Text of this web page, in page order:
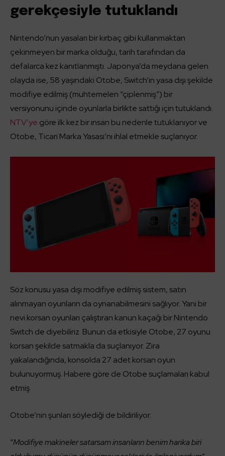
gerekçesiyle tutuklandı
Nintendo’nun yasaları bir kırbaç gibi kullanmaktan
çekinmeyen bir marka olduğu, tarih tarafından da
defalarca kez kanıtlanmıştı. Japonya’da meydana gelen
olayda ise, 58 yaşındaki Otobe, Switch’in yasa dışı şekilde
modifiye edilmiş (muhtemelen “çiplenmiş”) bir
versiyonunu içinde oyunlarla birlikte sattığı için tutuklandı.
NTV’ye göre ilk kez bir insan bu nedenle tutuklanıyor ve
Otobe, Ticari Marka Yasası’nı ihlal etmekle suçlanıyor.
Söz konusu yasa dışı modifiye edilmiş sistem, satın
alınmayan oyunların da oynanabilmesini sağlıyor. Yani bir
nevi korsan oyunları çalıştıran kanun kaçağı bir Nintendo
Switch de diyebiliriz. Bunun da etkisiyle Otobe, 27 oyunu
korsan şekilde satmakla da suçlanıyor. Zira
yakalandığında, konsolda 27 adet korsan oyun
bulunuyormuş. Habere göre de Otobe suçlamaları kabul
etmiş.
Otobe’nin şunları söylediği de bildiriliyor:
“Modifiye makineler satarsam insanların benim harika biri